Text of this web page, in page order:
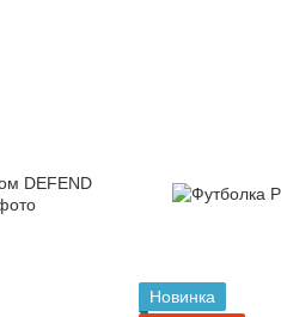
Новинка